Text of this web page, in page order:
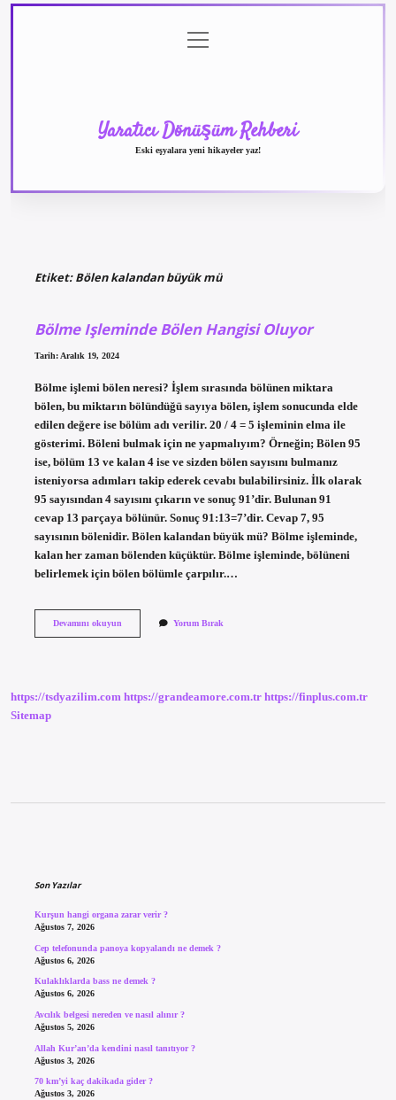
menüyü
aç
Yaratıcı Dönüşüm Rehberi
Eski eşyalara yeni hikayeler yaz!
Etiket:Bölen kalandan büyük mü
Bölme Işleminde Bölen Hangisi Oluyor
Tarih: Aralık 19, 2024
Bölme işlemi bölen neresi? İşlem sırasında bölünen miktara
bölen, bu miktarın bölündüğü sayıya bölen, işlem sonucunda elde
edilen değere ise bölüm adı verilir. 20 / 4 = 5 işleminin elma ile
gösterimi. Böleni bulmak için ne yapmalıyım? Örneğin; Bölen 95
ise, bölüm 13 ve kalan 4 ise ve sizden bölen sayısını bulmanız
isteniyorsa adımları takip ederek cevabı bulabilirsiniz. İlk olarak
95 sayısından 4 sayısını çıkarın ve sonuç 91’dir. Bulunan 91
cevap 13 parçaya bölünür. Sonuç 91:13=7’dir. Cevap 7, 95
sayısının bölenidir. Bölen kalandan büyük mü? Bölme işleminde,
kalan her zaman bölenden küçüktür. Bölme işleminde, bölüneni
belirlemek için bölen bölümle çarpılır.…
Devamını okuyunBölme
Yorum Bırak
https://tsdyazilim.com https://grandeamore.com.tr https://finplus.com.tr
Sitemap
Son Yazılar
Kurşun hangi organa zarar verir ?
Ağustos 7, 2026
Cep telefonunda panoya kopyalandı ne demek ?
Ağustos 6, 2026
Kulaklıklarda bass ne demek ?
Ağustos 6, 2026
Avcılık belgesi nereden ve nasıl alınır ?
Ağustos 5, 2026
Allah Kur’an’da kendini nasıl tanıtıyor ?
Ağustos 3, 2026
70 km’yi kaç dakikada gider ?
Ağustos 3, 2026